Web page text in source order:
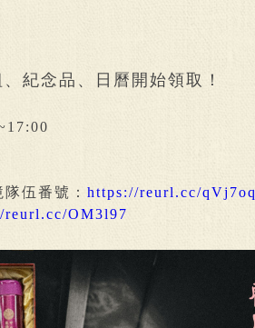
紀念品、日曆開始領取！
伍番號： https://reurl.cc/qVj7oq
reurl.cc/OM3l97